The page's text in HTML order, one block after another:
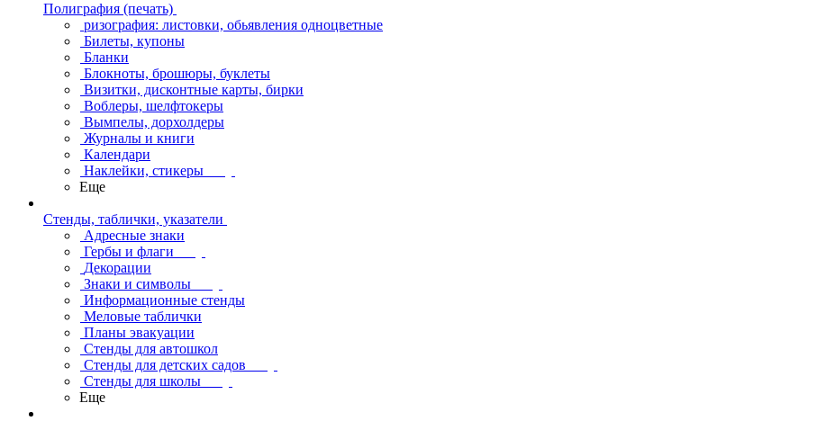
Полиграфия (печать)
ризография: листовки, обьявления одноцветные
Билеты, купоны
Бланки
Блокноты, брошюры, буклеты
Визитки, дисконтные карты, бирки
Воблеры, шелфтокеры
Вымпелы, дорхолдеры
Журналы и книги
Календари
Наклейки, стикеры
Еще
Стенды, таблички, указатели
Адресные знаки
Гербы и флаги
Декорации
Знаки и символы
Информационные стенды
Меловые таблички
Планы эвакуации
Стенды для автошкол
Стенды для детских садов
Стенды для школы
Еще